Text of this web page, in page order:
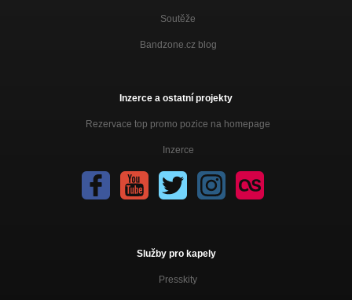
Soutěže
Bandzone.cz blog
Inzerce a ostatní projekty
Rezervace top promo pozice na homepage
Inzerce
Služby pro kapely
Presskity